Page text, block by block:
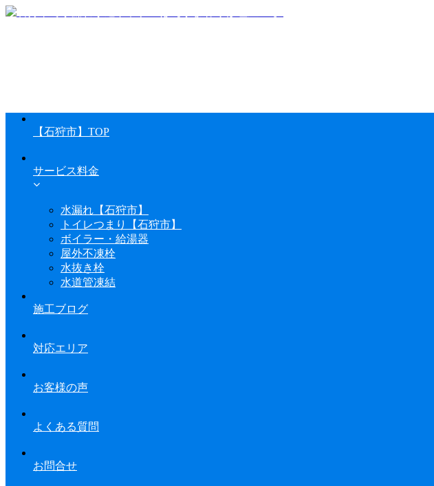
【石狩市】TOP
サービス料金
水漏れ【石狩市】
トイレつまり【石狩市】
ボイラー・給湯器
屋外不凍栓
水抜き栓
水道管凍結
施工ブログ
対応エリア
お客様の声
よくある質問
お問合せ